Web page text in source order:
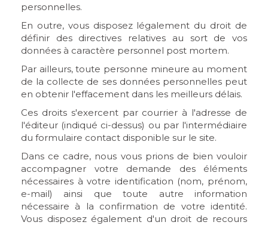
personnelles.
En outre, vous disposez légalement du droit de
définir des directives relatives au sort de vos
données à caractère personnel post mortem.
Par ailleurs, toute personne mineure au moment
de la collecte de ses données personnelles peut
en obtenir l'effacement dans les meilleurs délais.
Ces droits s'exercent par courrier à l'adresse de
l'éditeur (indiqué ci-dessus) ou par l'intermédiaire
du formulaire contact disponible sur le site.
Dans ce cadre, nous vous prions de bien vouloir
accompagner votre demande des éléments
nécessaires à votre identification (nom, prénom,
e-mail) ainsi que toute autre information
nécessaire à la confirmation de votre identité.
Vous disposez également d'un droit de recours